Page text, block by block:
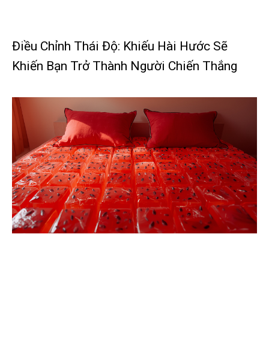
Điều Chỉnh Thái Độ: Khiếu Hài Hước Sẽ
Khiến Bạn Trở Thành Người Chiến Thắng